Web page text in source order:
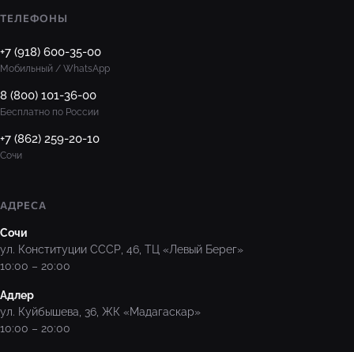
ТЕЛЕФОНЫ
+7 (918) 600-35-00
Мобильный / WhatsApp
8 (800) 101-36-00
Бесплатно по России
+7 (862) 259-20-10
Сочи
АДРЕСА
Сочи
ул. Конституции СССР, 46, ТЦ «Левый Берег»
10:00 – 20:00
Адлер
ул. Куйбышева, 36, ЖК «Мадагаскар»
10:00 – 20:00